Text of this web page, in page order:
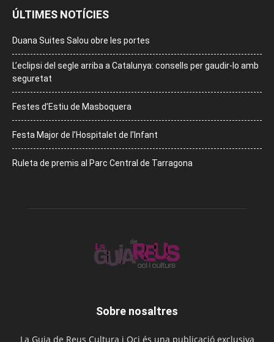
ÚLTIMES NOTÍCIES
Duana Suites Salou obre les portes
L’eclipsi del segle arriba a Catalunya: consells per gaudir-lo amb
seguretat
Festes d’Estiu de Masboquera
Festa Major de l’Hospitalet de l’Infant
Ruleta de premis al Parc Central de Tarragona
Sobre nosaltres
La Guia de Reus Cultura i Oci és una publicació exclusiva